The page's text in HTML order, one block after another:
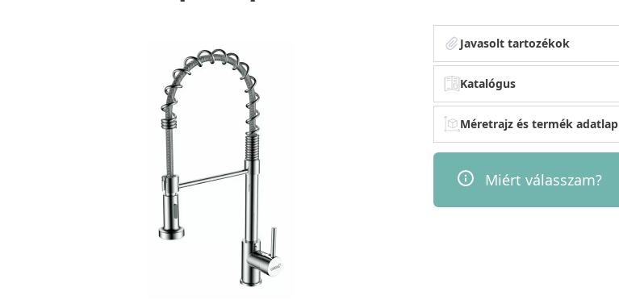
Javasolt tartozékok
Katalógus
Méretrajz és termék adatlap
Miért válasszam?